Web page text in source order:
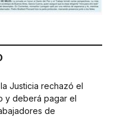
Justicia rechazó el
y deberá pagar el
de